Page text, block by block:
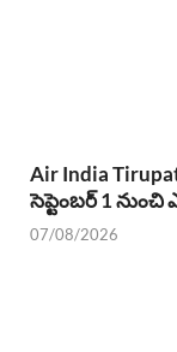
Air India
సెప్టెంబర్ 1
07/08/2026